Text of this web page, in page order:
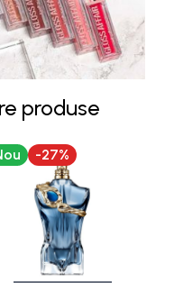
produse
-27%